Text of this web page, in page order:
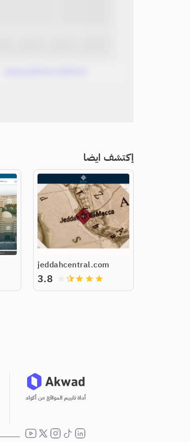
إكتشف ايضا
jeddahcentral.com
grade
grade
grade
3.8
أداة تقييم المواقع من أكواد